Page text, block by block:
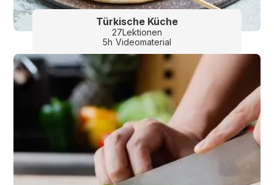
Türkische Küche
27Lektionen
5h Videomaterial